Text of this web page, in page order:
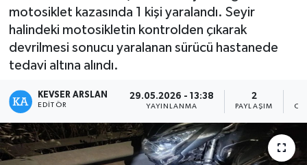
motosiklet kazasında 1 kişi yaralandı. Seyir
halindeki motosikletin kontrolden çıkarak
devrilmesi sonucu yaralanan sürücü hastanede
tedavi altına alındı.
KEVSER ARSLAN
EDITÖR
29.05.2026 - 13:38
YAYINLANMA
2
PAYLAŞIM
Kültür - Sanat
Yaşam